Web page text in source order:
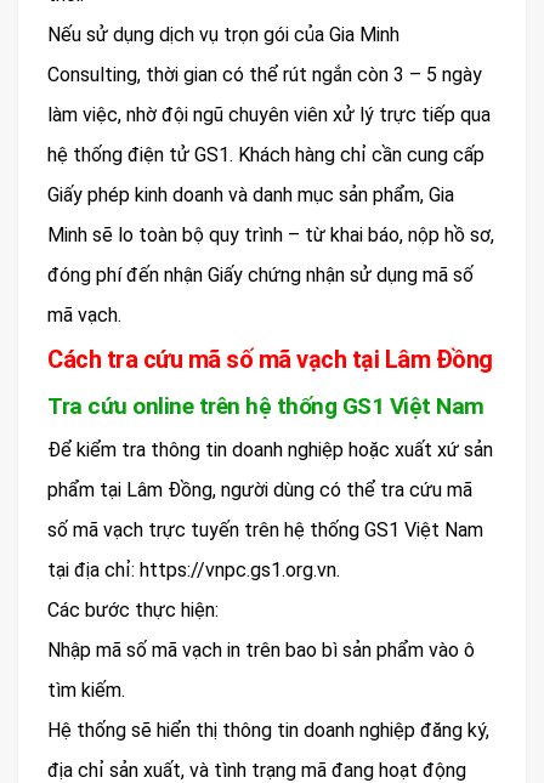
Nếu sử dụng dịch vụ trọn gói của Gia Minh
Consulting, thời gian có thể rút ngắn còn 3 – 5 ngày
làm việc, nhờ đội ngũ chuyên viên xử lý trực tiếp qua
hệ thống điện tử GS1. Khách hàng chỉ cần cung cấp
Giấy phép kinh doanh và danh mục sản phẩm, Gia
Minh sẽ lo toàn bộ quy trình – từ khai báo, nộp hồ sơ,
đóng phí đến nhận Giấy chứng nhận sử dụng mã số
mã vạch.
Cách tra cứu mã số mã vạch tại Lâm Đồng
Tra cứu online trên hệ thống GS1 Việt Nam
Để kiểm tra thông tin doanh nghiệp hoặc xuất xứ sản
phẩm tại Lâm Đồng, người dùng có thể tra cứu mã
số mã vạch trực tuyến trên hệ thống GS1 Việt Nam
tại địa chỉ: https://vnpc.gs1.org.vn.
Các bước thực hiện:
Nhập mã số mã vạch in trên bao bì sản phẩm vào ô
tìm kiếm.
Hệ thống sẽ hiển thị thông tin doanh nghiệp đăng ký,
địa chỉ sản xuất, và tình trạng mã đang hoạt động